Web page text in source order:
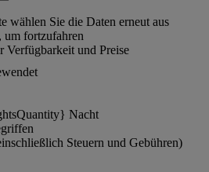
wählen Sie die Daten erneut aus
um fortzufahren
und Preise
Nacht
Steuern und Gebühren)